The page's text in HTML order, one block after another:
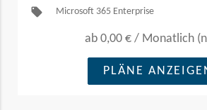
Word,
Outlook und
Abonnement
local_offer Microsoft 365 Enterprise
ab 0,00 € / Monatlich
PLÄNE